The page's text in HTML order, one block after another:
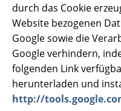
durch das Cookie
Website bezogenen
Google sowie die
Google verhindern,
folgenden Link
herunterladen und
http://